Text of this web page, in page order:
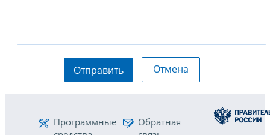
Отправить Отмена
Программные
Обратная